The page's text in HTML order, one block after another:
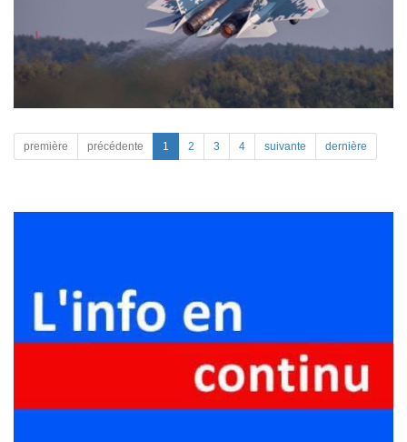
première précédente 1 2 3 4 suivante dernière